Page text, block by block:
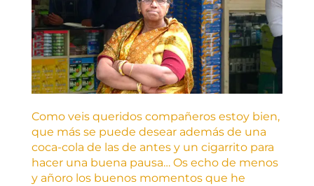
Como veis queridos compañeros estoy bien,
que más se puede desear además de una
coca-cola de las de antes y un cigarrito para
hacer una buena pausa… Os echo de menos
y añoro los buenos momentos que he